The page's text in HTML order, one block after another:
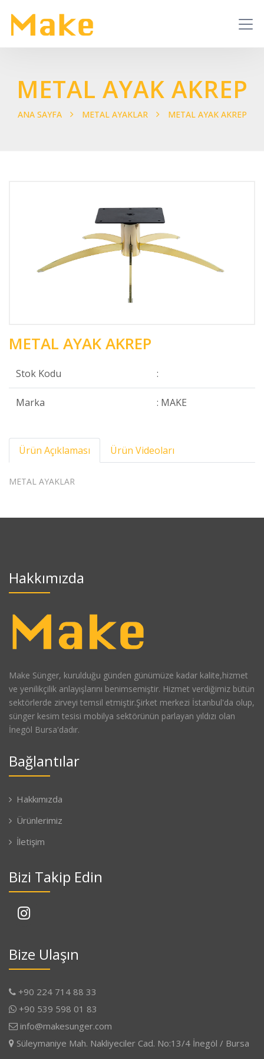
METAL AYAK AKREP
ANA SAYFA METAL AYAKLAR METAL AYAK AKREP
METAL AYAK AKREP
Stok Kodu :
Marka : MAKE
Ürün Açıklaması Ürün Videoları
METAL AYAKLAR
Hakkımızda
Make Sünger, kurulduğu günden günümüze kadar kalite,hizmet
ve yenilikçilik anlayışlarını benimsemiştir. Hizmet verdiğimiz bütün
sektörlerde zirveyi temsil etmiştir.Şirket merkezi İstanbul'da olup,
sünger kesim tesisi mobilya sektörünün parlayan yıldızı olan
İnegöl Bursa'dadır.
Bağlantılar
Hakkımızda
Ürünlerimiz
İletişim
Bizi Takip Edin
Bize Ulaşın
+90 224 714 88 33
+90 539 598 01 83
info@makesunger.com
Süleymaniye Mah. Nakliyeciler Cad. No:13/4 İnegöl / Bursa